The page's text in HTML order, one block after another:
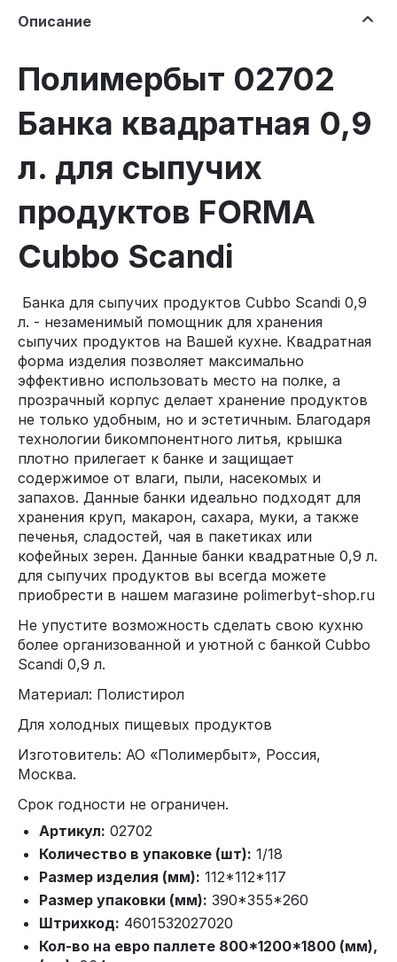
Описание
Полимербыт 02702
Банка квадратная 0,9
л. для сыпучих
продуктов FORMA
Cubbo Scandi
Банка для сыпучих продуктов Cubbo Scandi 0,9
л. - незаменимый помощник для хранения
сыпучих продуктов на Вашей кухне. Квадратная
форма изделия позволяет максимально
эффективно использовать место на полке, а
прозрачный корпус делает хранение продуктов
не только удобным, но и эстетичным. Благодаря
технологии бикомпонентного литья, крышка
плотно прилегает к банке и защищает
содержимое от влаги, пыли, насекомых и
запахов. Данные банки идеально подходят для
хранения круп, макарон, сахара, муки, а также
печенья, сладостей, чая в пакетиках или
кофейных зерен. Данные банки квадратные 0,9 л.
для сыпучих продуктов вы всегда можете
приобрести в нашем магазине polimerbyt-shop.ru
Не упустите возможность сделать свою кухню
более организованной и уютной с банкой Cubbo
Scandi 0,9 л.
Материал: Полистирол
Для холодных пищевых продуктов
Изготовитель: АО «Полимербыт», Россия,
Москва.
Срок годности не ограничен.
Артикул: 02702
Количество в упаковке (шт): 1/18
Размер изделия (мм): 112*112*117
Размер упаковки (мм): 390*355*260
Штрихкод: 4601532027020
Кол-во на евро паллете 800*1200*1800 (мм),